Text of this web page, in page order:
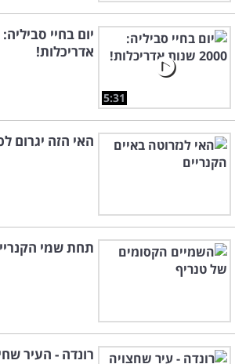
5:31
אדריכלות!
האי הזה יגרום
תחת שמי
רונדה - העיר